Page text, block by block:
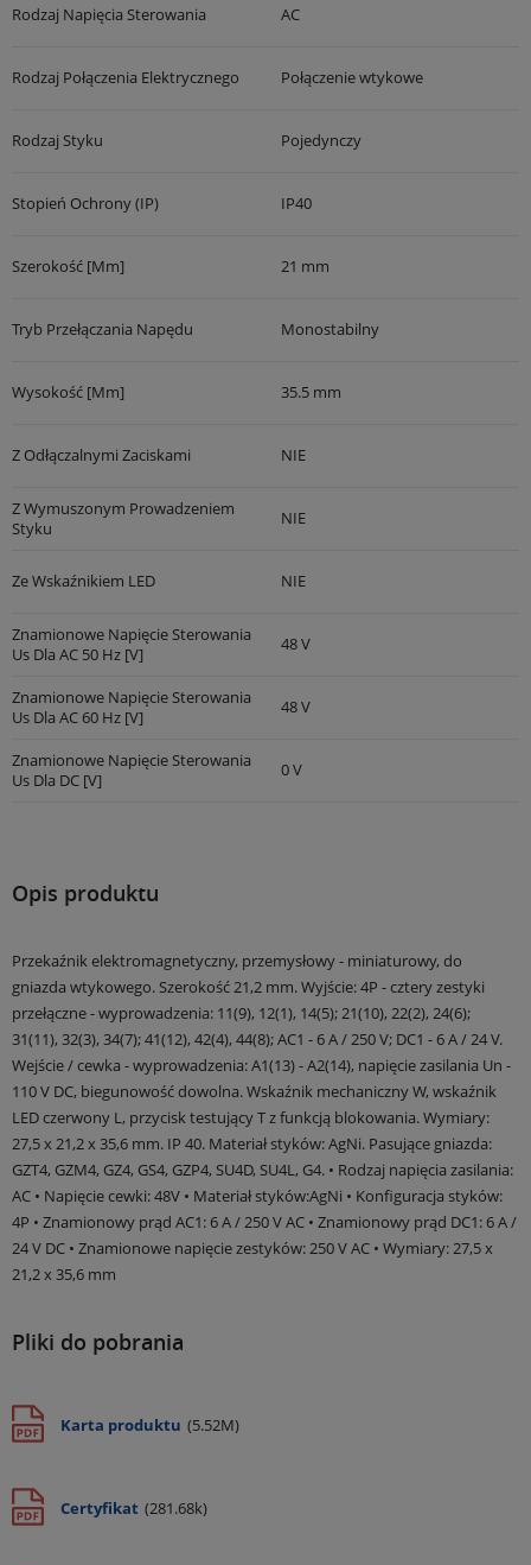
Rodzaj Napięcia Sterowania AC
Rodzaj Połączenia Elektrycznego Połączenie wtykowe
Rodzaj Styku Pojedynczy
Stopień Ochrony (IP) IP40
Szerokość [mm] 21 mm
Tryb Przełączania Napędu Monostabilny
Wysokość [mm] 35.5 mm
Z Odłączalnymi Zaciskami NIE
Z Wymuszonym Prowadzeniem
Styku
NIE
Ze Wskaźnikiem LED NIE
Znamionowe Napięcie Sterowania
Us Dla AC 50 Hz [V]
48 V
Znamionowe Napięcie Sterowania
Us Dla AC 60 Hz [V]
48 V
Znamionowe Napięcie Sterowania
Us Dla DC [V]
0 V
Opis produktu
Przekaźnik elektromagnetyczny, przemysłowy - miniaturowy, do
gniazda wtykowego. Szerokość 21,2 mm. Wyjście: 4P - cztery zestyki
przełączne - wyprowadzenia: 11(9), 12(1), 14(5); 21(10), 22(2), 24(6);
31(11), 32(3), 34(7); 41(12), 42(4), 44(8); AC1 - 6 A / 250 V; DC1 - 6 A / 24 V.
Wejście / cewka - wyprowadzenia: A1(13) - A2(14), napięcie zasilania Un -
110 V DC, biegunowość dowolna. Wskaźnik mechaniczny W, wskaźnik
LED czerwony L, przycisk testujący T z funkcją blokowania. Wymiary:
27,5 x 21,2 x 35,6 mm. IP 40. Materiał styków: AgNi. Pasujące gniazda:
GZT4, GZM4, GZ4, GS4, GZP4, SU4D, SU4L, G4. • Rodzaj napięcia zasilania:
AC • Napięcie cewki: 48V • Materiał styków:AgNi • Konfiguracja styków:
4P • Znamionowy prąd AC1: 6 A / 250 V AC • Znamionowy prąd DC1: 6 A /
24 V DC • Znamionowe napięcie zestyków: 250 V AC • Wymiary: 27,5 x
21,2 x 35,6 mm
Pliki do pobrania
Karta produktu (5.52M)
Certyfikat (281.68k)